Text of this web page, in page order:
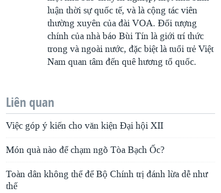
luận thời sự quốc tế, và là cộng tác viên
thường xuyên của đài VOA. Ðối tượng
chính của nhà báo Bùi Tín là giới trí thức
trong và ngoài nước, đặc biệt là tuổi trẻ Việt
Nam quan tâm đến quê hương tổ quốc.
Liên quan
Việc góp ý kiến cho văn kiện Đại hội XII
Món quà nào để chạm ngõ Tòa Bạch Ốc?
Toàn dân không thể để Bộ Chính trị đánh lừa dễ như
thế